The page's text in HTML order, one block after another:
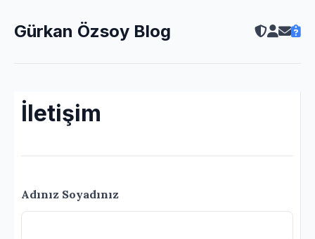
Gürkan Özsoy Blog
İletişim
Adınız Soyadınız